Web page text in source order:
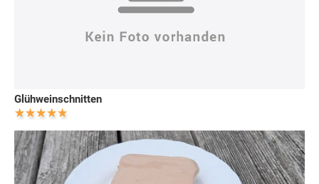
Glühweinschnitten